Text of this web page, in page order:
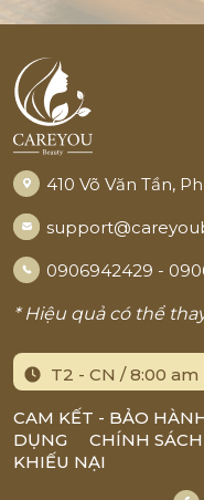
410 Võ Văn Tần,
0906942429 -
* Hiệu quả có thể
T2 - CN / 8:00
CAM KẾT - BẢO
DỤNG
CHÍNH
KHIẾU NẠI